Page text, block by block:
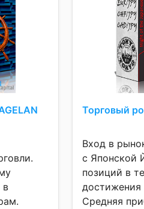
в
Торговый
Вход в
с Японской
позиций в
достижения
Средняя